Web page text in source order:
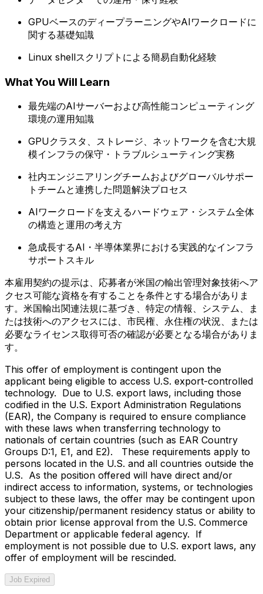
GPUベースのディープラーニングやAIワークロードに
関する基礎知識
Linux shellスクリプトによる簡易自動化経験
What You Will Learn
最先端のAIサーバーおよび高性能コンピューティング
環境の運用知識
GPUクラスタ、ストレージ、ネットワークを含む大規
模インフラの保守・トラブルシューティング実務
社内エンジニアリングチームおよびグローバルサポー
トチームと連携した問題解決プロセス
AIワークロードを支えるハードウェア・システム全体
の構造と運用の考え方
急成長するAI・半導体業界における実践的なインフラ
サポートスキル
本雇用契約の提示は、応募者が米国の輸出管理対象技術へア
クセス可能な資格を有することを条件とする場合がありま
す。米国輸出関連法規に基づき、特定の情報、システム、ま
たは技術へのアクセスには、市民権、永住権の状況、または
必要なライセンス取得可否の確認が必要となる場合がありま
す。
This offer of employment is contingent upon the
applicant being eligible to access U.S. export-controlled
technology. Due to U.S. export laws, including those
codified in the U.S. Export Administration Regulations
(EAR), the Company is required to ensure compliance
with these laws when transferring technology to
nationals of certain countries (such as EAR Country
Groups D:1, E1, and E2). These requirements apply to
persons located in the U.S. and all countries outside the
U.S. As the position offered will have direct and/or
indirect access to information, systems, or technologies
subject to these laws, the offer may be contingent upon
your citizenship/permanent residency status or ability to
obtain prior license approval from the U.S. Commerce
Department or applicable federal agency. If
employment is not possible due to U.S. export laws, any
offer of employment will be rescinded.
Job Expired